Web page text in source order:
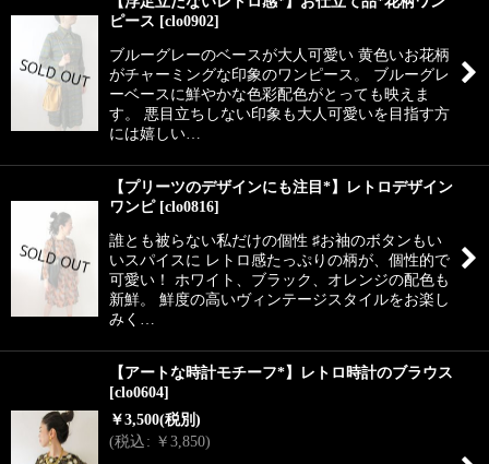
ピース [clo0902]
ブルーグレーのベースが大人可愛い 黄色いお花柄
がチャーミングな印象のワンピース。 ブルーグレ
ーベースに鮮やかな色彩配色がとっても映えま
す。 悪目立ちしない印象も大人可愛いを目指す方
には嬉しい…
【プリーツのデザインにも注目*】レトロデザイン
ワンピ [clo0816]
誰とも被らない私だけの個性 ♯お袖のボタンもい
いスパイスに レトロ感たっぷりの柄が、個性的で
可愛い！ ホワイト、ブラック、オレンジの配色も
新鮮。 鮮度の高いヴィンテージスタイルをお楽し
みく…
【アートな時計モチーフ*】レトロ時計のブラウス
[clo0604]
￥3,500(税別)
(税込: ￥3,850)